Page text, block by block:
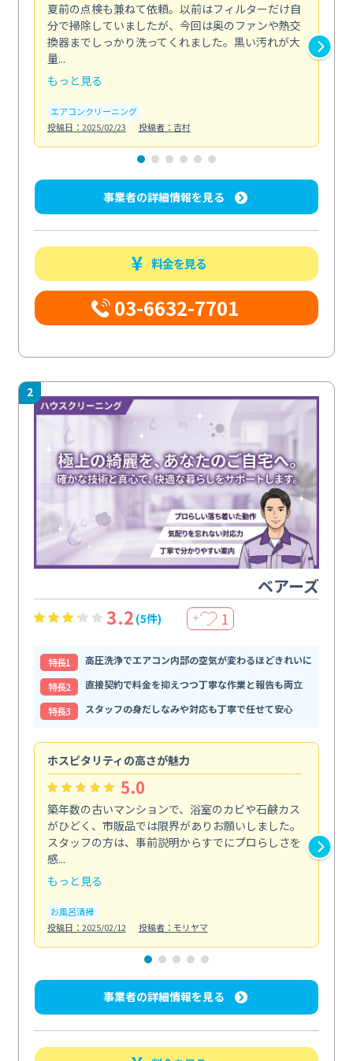
夏前の点検も兼ねて依頼。以前はフィルターだけ自
分で掃除していましたが、今回は奥のファンや熱交
換器までしっかり洗ってくれました。黒い汚れが大
量...
もっと見る
エアコンクリーニング
投稿日：2025/02/23
投稿者：吉村
事業者の詳細情報を見る
料金を見る
03-6632-7701
2
ベアーズ
3.2 (5件) ＋ 1
特⻑1
高圧洗浄でエアコン内部の空気が変わるほどきれいに
特⻑2
直接契約で料金を抑えつつ丁寧な作業と報告も両立
特⻑3
スタッフの身だしなみや対応も丁寧で任せて安心
ホスピタリティの高さが魅力
5.0
築年数の古いマンションで、浴室のカビや石鹸カス
がひどく、市販品では限界がありお願いしました。
スタッフの方は、事前説明からすでにプロらしさを
感...
もっと見る
お風呂清掃
投稿日：2025/02/12
投稿者：モリヤマ
事業者の詳細情報を見る